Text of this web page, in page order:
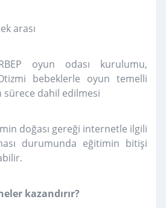
arası
oyun odası kurulumu,
bebeklerle oyun temelli
dahil edilmesi
doğası gereği internetle ilgili
durumunda eğitimin bitişi
kazandırır?